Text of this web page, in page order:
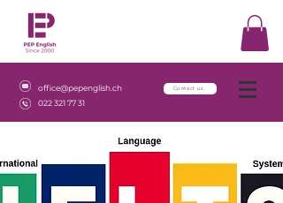
office@pepenglish.ch
022 321 77 31
Contact us